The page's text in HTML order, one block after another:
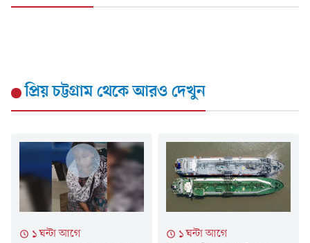
প্রিয় চট্টগ্রামথেকে আরও দেখুন
১ ঘন্টা আগে
১ ঘন্টা আগে